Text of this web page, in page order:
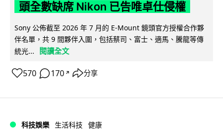
頭全數缺席 Nikon 已告唯卓仕侵權
Sony 公佈截至 2026 年 7 月的 E-Mount 鏡頭官方授權合作夥
伴名單，共 9 間夥伴入圍，包括蔡司、富士、適馬、騰龍等傳
統光...
閱讀全文
570 170 ↗ 分享
科技娛樂 生活科技 健康